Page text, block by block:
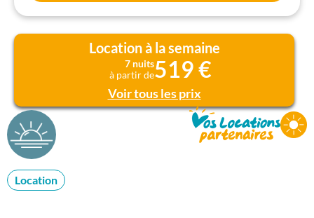
Location à la semaine
7 nuits
à partir de519 €
Voir tous les prix
Location